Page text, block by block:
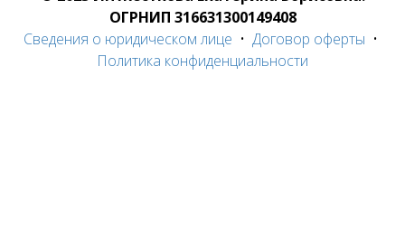
ОГРНИП 316631300149408
Сведения о юридическом лице • Договор оферты •
Политика конфиденциальности